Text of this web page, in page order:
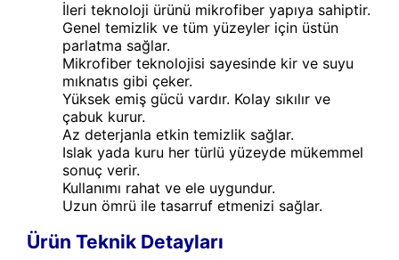
İleri teknoloji ürünü mikrofiber yapıya sahiptir.
Genel temizlik ve tüm yüzeyler için üstün
parlatma sağlar.
Mikrofiber teknolojisi sayesinde kir ve suyu
mıknatıs gibi çeker.
Yüksek emiş gücü vardır. Kolay sıkılır ve
çabuk kurur.
Az deterjanla etkin temizlik sağlar.
Islak yada kuru her türlü yüzeyde mükemmel
sonuç verir.
Kullanımı rahat ve ele uygundur.
Uzun ömrü ile tasarruf etmenizi sağlar.
Ürün Teknik Detayları